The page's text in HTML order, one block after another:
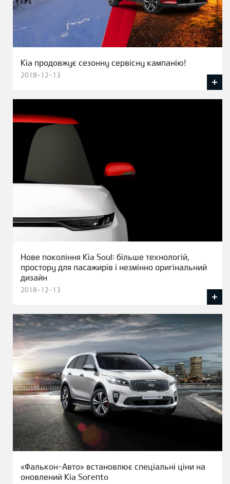
Kia продовжує сезонну сервісну кампанію!
2018-12-13
Нове покоління Kia Soul: більше технологій,
простору для пасажирів і незмінно оригінальний
дизайн
2018-12-13
«Фалькон-Авто» встановлює спеціальні ціни на
оновлений Kia Sorento